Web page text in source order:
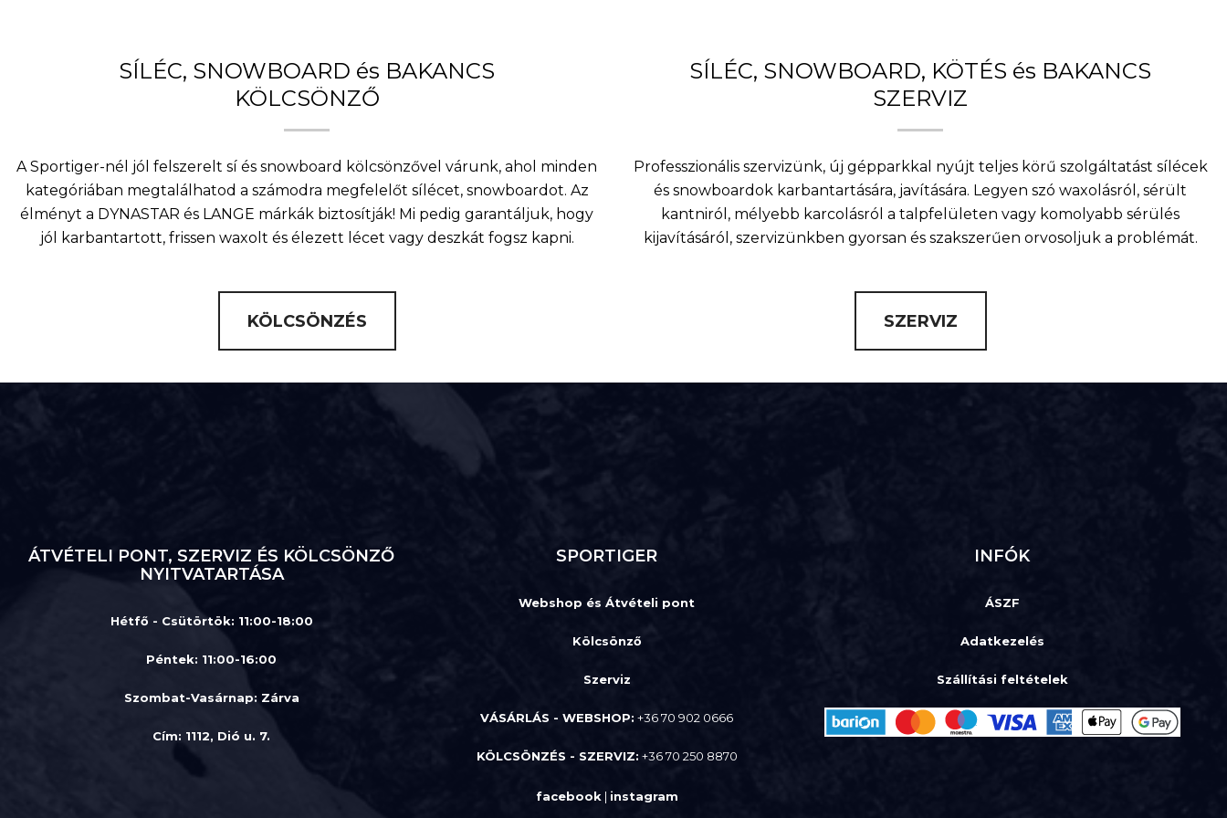
SÍLÉC, SNOWBOARD és BAKANCS
KÖLCSÖNZŐ
A Sportiger-nél jól felszerelt sí és snowboard kölcsönzővel várunk, ahol minden
kategóriában megtalálhatod a számodra megfelelőt sílécet, snowboardot. Az
élményt a DYNASTAR és LANGE márkák biztosítják! Mi pedig garantáljuk, hogy
jól karbantartott, frissen waxolt és élezett lécet vagy deszkát fogsz kapni.
KÖLCSÖNZÉS
SÍLÉC, SNOWBOARD, KÖTÉS és BAKANCS
SZERVIZ
Professzionális szervizünk, új gépparkkal nyújt teljes körű szolgáltatást sílécek
és snowboardok karbantartására, javítására. Legyen szó waxolásról, sérült
kantniról, mélyebb karcolásról a talpfelületen vagy komolyabb sérülés
kijavításáról, szervizünkben gyorsan és szakszerűen orvosoljuk a problémát.
SZERVIZ
ÁTVÉTELI PONT, SZERVIZ ÉS KÖLCSÖNZŐ
NYITVATARTÁSA
Hétfő - Csütörtök: 11:00-18:00
Péntek: 11:00-16:00
Szombat-Vasárnap: Zárva
Cím: 1112, Dió u. 7.
SPORTIGER
Webshop és Átvételi pont
Kölcsönző
Szerviz
VÁSÁRLÁS - WEBSHOP: +36 70 902 0666
KÖLCSÖNZÉS - SZERVIZ: +36 70 250 8870
INFÓK
ÁSZF
Adatkezelés
Szállítási feltételek
facebook| instagram